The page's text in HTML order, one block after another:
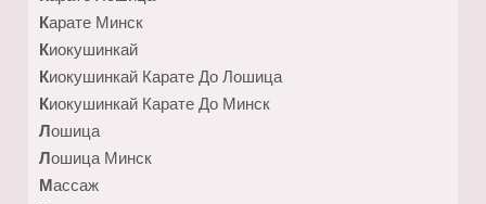
Карате Минск
Киокушинкай
Киокушинкай Карате До Лошица
Киокушинкай Карате До Минск
Лошица
Лошица Минск
Массаж